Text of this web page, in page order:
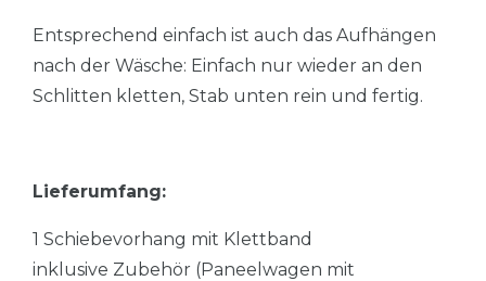
Entsprechend einfach ist auch das Aufhängen
nach der Wäsche: Einfach nur wieder an den
Schlitten kletten, Stab unten rein und fertig.
Lieferumfang:
1 Schiebevorhang mit Klettband
inklusive Zubehör (Paneelwagen mit